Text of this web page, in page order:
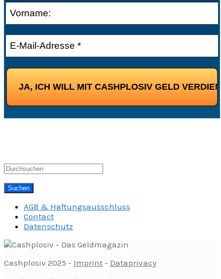
AGB & Haftungsausschluss
Contact
Datenschutz
Cashplosiv 2025 - Imprint - Dataprivacy